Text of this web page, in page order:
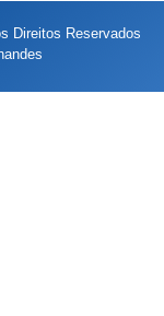
Direitos Reservados